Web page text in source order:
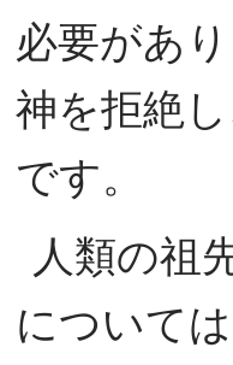
必要があ
神を拒絶
です。
人類の祖
について